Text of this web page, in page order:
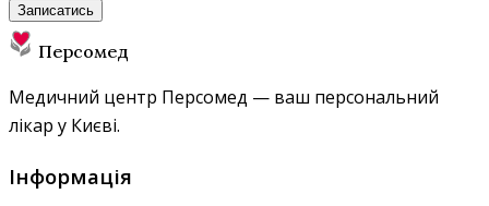
Записатись
Персомед
Медичний центр Персомед — ваш персональний
лікар у Києві.
Інформація